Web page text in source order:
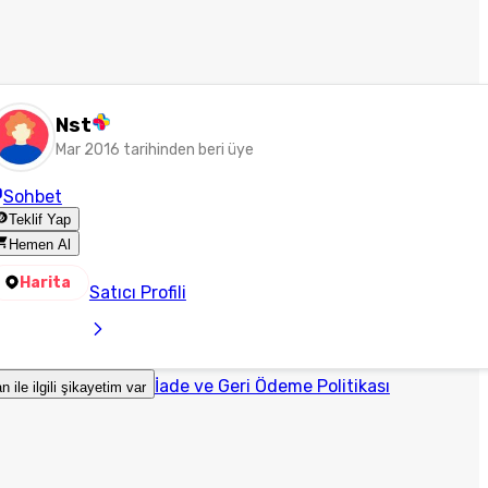
Nst
Mar 2016 tarihinden beri üye
Sohbet
Teklif Yap
Hemen Al
Harita Satıcı Profili
ile ilgili şikayetim var İade ve Geri Ödeme Politikası